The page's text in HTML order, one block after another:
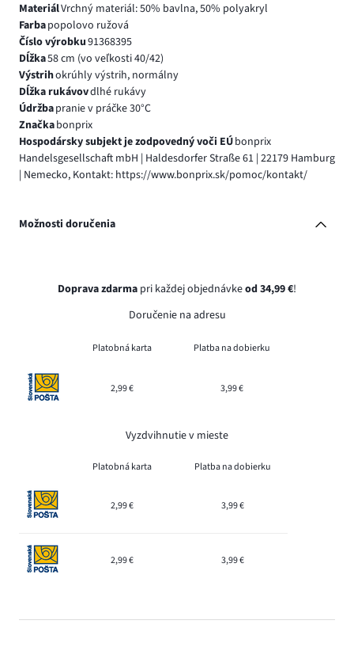
MateriálVrchný materiál: 50% bavlna, 50% polyakryl
Farbapopolovo ružová
Číslo výrobku91368395
Dĺžka58 cm (vo veľkosti 40/42)
Výstrihokrúhly výstrih, normálny
Dĺžka rukávovdlhé rukávy
Údržbapranie v práčke 30°C
Značkabonprix
Hospodársky subjekt je zodpovedný voči EÚbonprix
Handelsgesellschaft mbH | Haldesdorfer Straße 61 | 22179 Hamburg
| Nemecko, Kontakt: https://www.bonprix.sk/pomoc/kontakt/
Možnosti doručenia
Doprava zdarma pri každej objednávkeod 34,99 €!
Doručenie na adresu
Platobná karta Platba na dobierku
2,99 € 3,99 €
Vyzdvihnutie v mieste
Platobná karta Platba na dobierku
2,99 € 3,99 €
2,99 € 3,99 €